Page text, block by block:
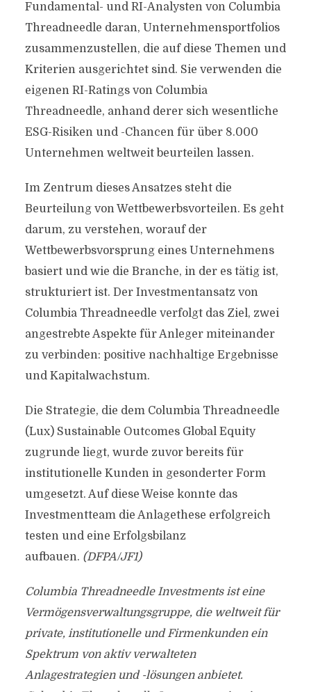
Fundamental- und RI-Analysten von Columbia
Threadneedle daran, Unternehmensportfolios
zusammenzustellen, die auf diese Themen und
Kriterien ausgerichtet sind. Sie verwenden die
eigenen RI-Ratings von Columbia
Threadneedle, anhand derer sich wesentliche
ESG-Risiken und -Chancen für über 8.000
Unternehmen weltweit beurteilen lassen.
Im Zentrum dieses Ansatzes steht die
Beurteilung von Wettbewerbsvorteilen. Es geht
darum, zu verstehen, worauf der
Wettbewerbsvorsprung eines Unternehmens
basiert und wie die Branche, in der es tätig ist,
strukturiert ist. Der Investmentansatz von
Columbia Threadneedle verfolgt das Ziel, zwei
angestrebte Aspekte für Anleger miteinander
zu verbinden: positive nachhaltige Ergebnisse
und Kapitalwachstum.
Die Strategie, die dem Columbia Threadneedle
(Lux) Sustainable Outcomes Global Equity
zugrunde liegt, wurde zuvor bereits für
institutionelle Kunden in gesonderter Form
umgesetzt. Auf diese Weise konnte das
Investmentteam die Anlagethese erfolgreich
testen und eine Erfolgsbilanz
aufbauen. (DFPA/JF1)
Columbia Threadneedle Investments ist eine
Vermögensverwaltungsgruppe, die weltweit für
private, institutionelle und Firmenkunden ein
Spektrum von aktiv verwalteten
Anlagestrategien und -lösungen anbietet.